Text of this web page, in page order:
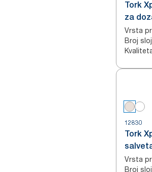
Tork
za
Vrsta
Broj
12830
Tork
Vrsta
Broj